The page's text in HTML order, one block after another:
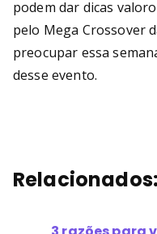
podem dar dicas
pelo Mega Crossover
preocupar essa
desse evento.
Relacionados: